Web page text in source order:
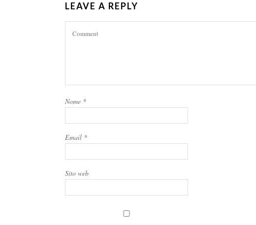
LEAVE A REPLY
Nome *
Email *
Sito web